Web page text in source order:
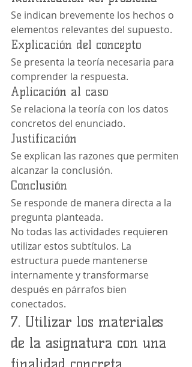
Se indican brevemente los hechos o
elementos relevantes del supuesto.
Explicación del concepto
Se presenta la teoría necesaria para
comprender la respuesta.
Aplicación al caso
Se relaciona la teoría con los datos
concretos del enunciado.
Justificación
Se explican las razones que permiten
alcanzar la conclusión.
Conclusión
Se responde de manera directa a la
pregunta planteada.
No todas las actividades requieren
utilizar estos subtítulos. La
estructura puede mantenerse
internamente y transformarse
después en párrafos bien
conectados.
7. Utilizar los materiales
de la asignatura con una